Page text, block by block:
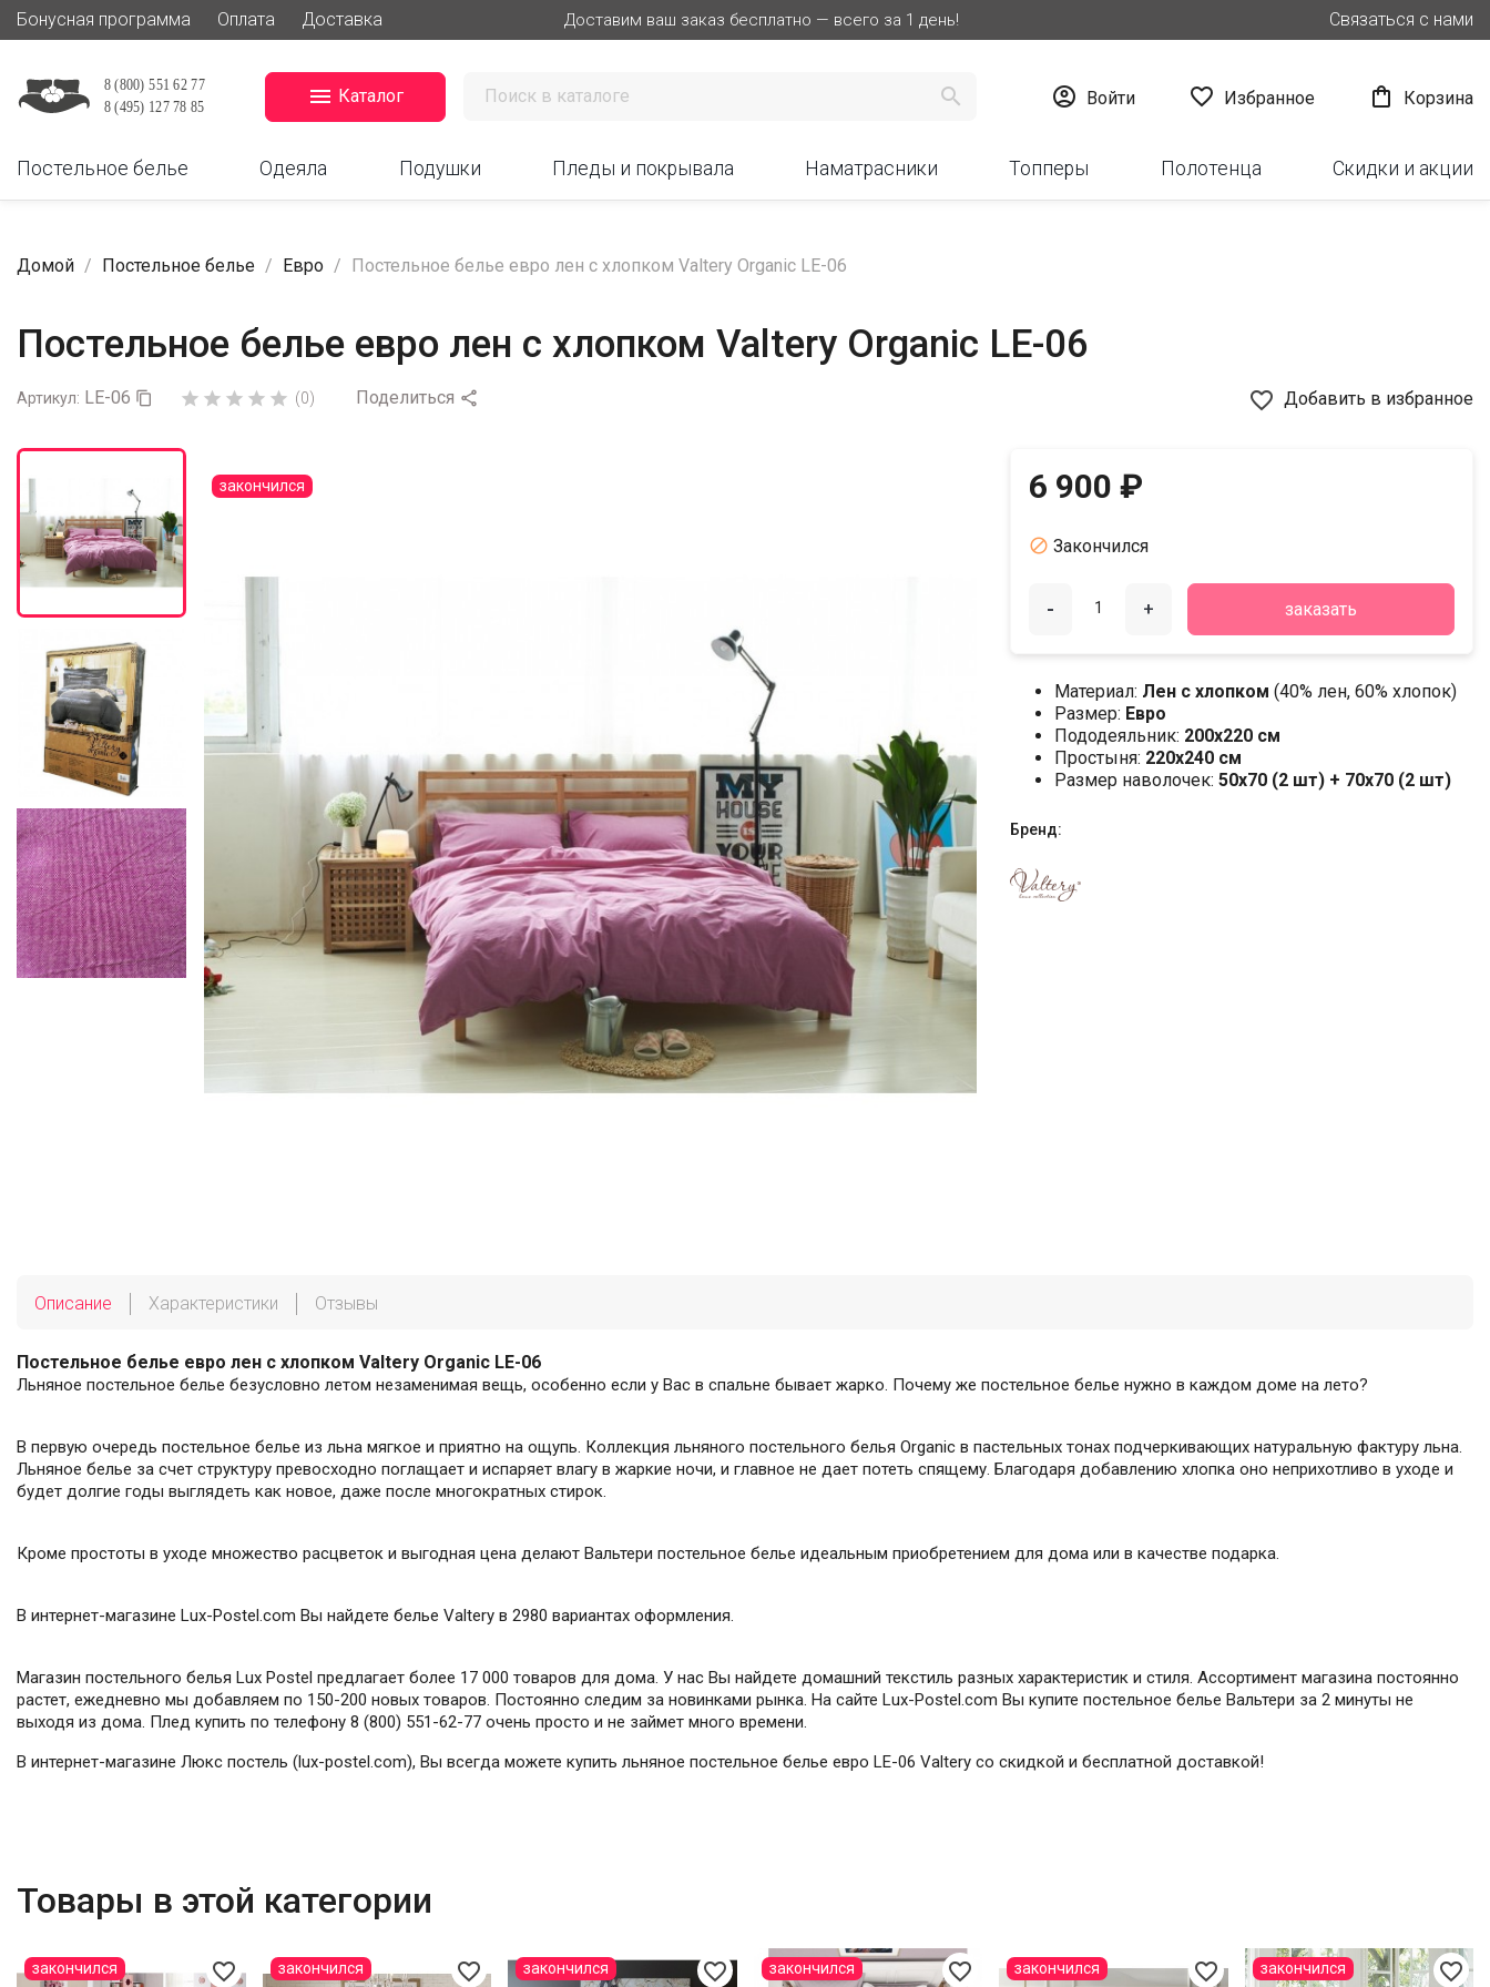
Бонусная программа Оплата Доставка Доставим ваш заказ бесплатно — всего за 1 день! Связаться с нами
 Каталог   Войти  Избранное  Корзина
Постельное белье Одеяла Подушки Пледы и покрывала Наматрасники Топперы Полотенца Скидки и акции
Домой Постельное белье Евро Постельное белье евро лен с хлопком Valtery Organic LE-06
Постельное белье евро лен с хлопком Valtery Organic LE-06
Артикул: LE-06       (0) Поделиться  favorite_border Добавить в избранное
закончился 6 900 ₽
 Закончился
- + заказать
Материал: Лен с хлопком (40% лен, 60% хлопок)
Размер: Евро
Пододеяльник: 200х220 см
Простыня: 220х240 см
Размер наволочек: 50x70 (2 шт) + 70x70 (2 шт)
Бренд:
Описание Характеристики Отзывы
Постельное белье евро лен с хлопком Valtery Organic LE-06
Льняное постельное белье безусловно летом незаменимая вещь, особенно если у Вас в спальне бывает жарко. Почему же постельное белье нужно в каждом доме на лето?
В первую очередь постельное белье из льна мягкое и приятно на ощупь. Коллекция льняного постельного белья Organic в пастельных тонах подчеркивающих натуральную фактуру льна.
Льняное белье за счет структуру превосходно поглащает и испаряет влагу в жаркие ночи, и главное не дает потеть спящему. Благодаря добавлению хлопка оно неприхотливо в уходе и
будет долгие годы выглядеть как новое, даже после многократных стирок.
Кроме простоты в уходе множество расцветок и выгодная цена делают Вальтери постельное белье идеальным приобретением для дома или в качестве подарка.
В интернет-магазине Lux-Postel.com Вы найдете белье Valtery в 2980 вариантах оформления.
Магазин постельного белья Lux Postel предлагает более 17 000 товаров для дома. У нас Вы найдете домашний текстиль разных характеристик и стиля. Ассортимент магазина постоянно
растет, ежедневно мы добавляем по 150-200 новых товаров. Постоянно следим за новинками рынка. На сайте Lux-Postel.com Вы купите постельное белье Вальтери за 2 минуты не
выходя из дома. Плед купить по телефону 8 (800) 551-62-77 очень просто и не займет много времени.
В интернет-магазине Люкс постель (lux-postel.com), Вы всегда можете купить льняное постельное белье евро LE-06 Valtery со скидкой и бесплатной доставкой!
Товары в этой категории
favorite_border
закончился favorite_border
закончился favorite_border
закончился favorite_border
закончился favorite_border
закончился favorite_border
закончился